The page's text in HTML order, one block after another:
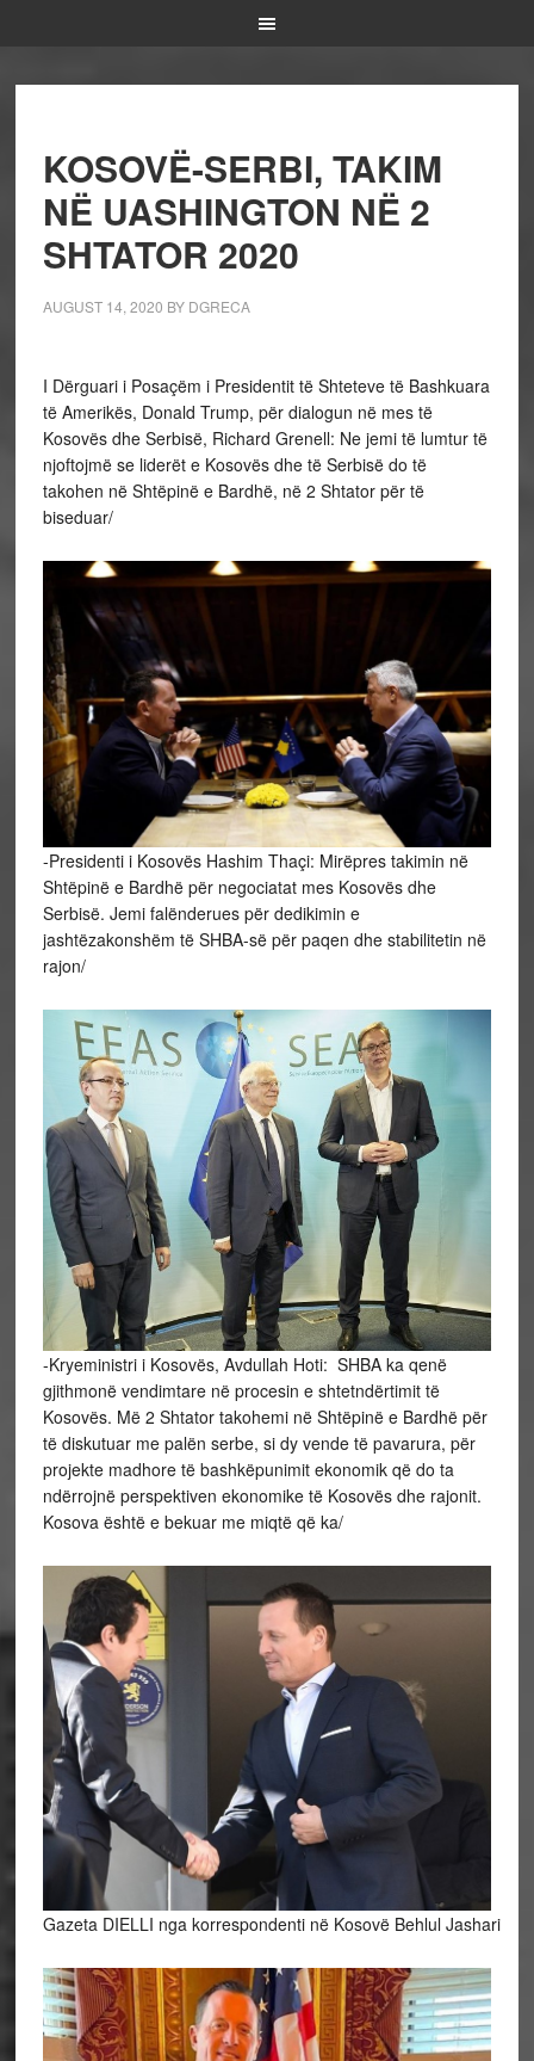
KOSOVË-SERBI, TAKIM
NË UASHINGTON NË 2
SHTATOR 2020
AUGUST 14, 2020 BY DGRECA
I Dërguari i Posaçëm i Presidentit të Shteteve të Bashkuara
të Amerikës, Donald Trump, për dialogun në mes të
Kosovës dhe Serbisë, Richard Grenell: Ne jemi të lumtur të
njoftojmë se liderët e Kosovës dhe të Serbisë do të
takohen në Shtëpinë e Bardhë, në 2 Shtator për të
biseduar/
-Presidenti i Kosovës Hashim Thaçi: Mirëpres takimin në
Shtëpinë e Bardhë për negociatat mes Kosovës dhe
Serbisë. Jemi falënderues për dedikimin e
jashtëzakonshëm të SHBA-së për paqen dhe stabilitetin në
rajon/
-Kryeministri i Kosovës, Avdullah Hoti: SHBA ka qenë
gjithmonë vendimtare në procesin e shtetndërtimit të
Kosovës. Më 2 Shtator takohemi në Shtëpinë e Bardhë për
të diskutuar me palën serbe, si dy vende të pavarura, për
projekte madhore të bashkëpunimit ekonomik që do ta
ndërrojnë perspektiven ekonomike të Kosovës dhe rajonit.
Kosova është e bekuar me miqtë që ka/
Gazeta DIELLI nga korrespondenti në Kosovë Behlul Jashari